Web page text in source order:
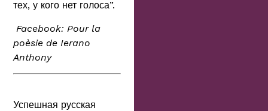
тех, у кого нет голоса”.
Facebook: Pour la
poèsie de Ierano
Anthony
Успешная русская